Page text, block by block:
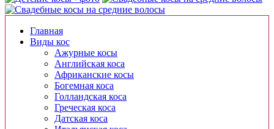
Главная
Виды кос
Ажурные косы
Английская коса
Африканские косы
Богемная коса
Голландская коса
Греческая коса
Датская коса